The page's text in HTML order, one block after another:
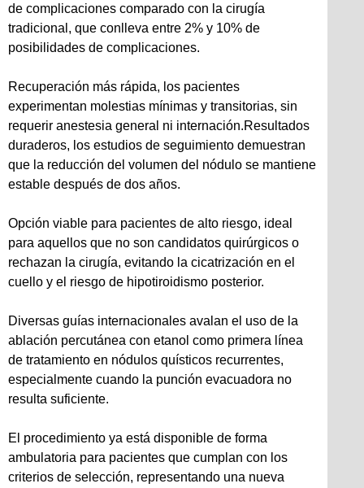
de complicaciones comparado con la cirugía
tradicional, que conlleva entre 2% y 10% de
posibilidades de complicaciones.
Recuperación más rápida, los pacientes
experimentan molestias mínimas y transitorias, sin
requerir anestesia general ni internación.Resultados
duraderos, los estudios de seguimiento demuestran
que la reducción del volumen del nódulo se mantiene
estable después de dos años.
Opción viable para pacientes de alto riesgo, ideal
para aquellos que no son candidatos quirúrgicos o
rechazan la cirugía, evitando la cicatrización en el
cuello y el riesgo de hipotiroidismo posterior.
Diversas guías internacionales avalan el uso de la
ablación percutánea con etanol como primera línea
de tratamiento en nódulos quísticos recurrentes,
especialmente cuando la punción evacuadora no
resulta suficiente.
El procedimiento ya está disponible de forma
ambulatoria para pacientes que cumplan con los
criterios de selección, representando una nueva